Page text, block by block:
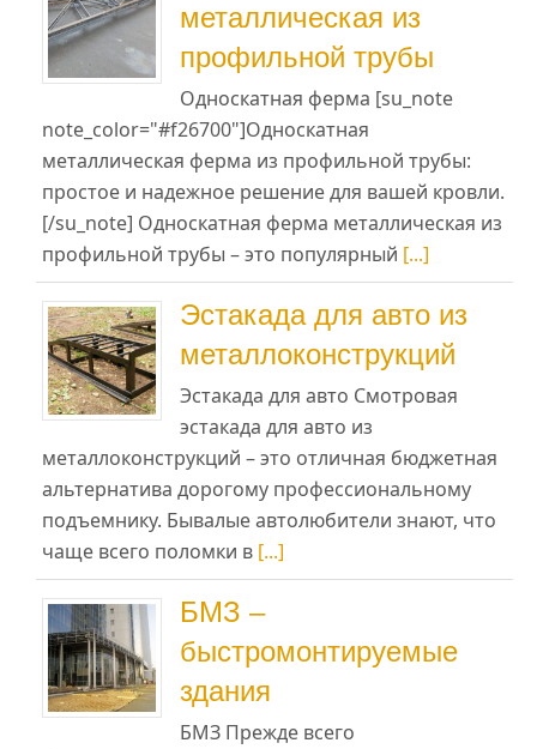
металлическая из
профильной трубы
Односкатная ферма [su_note
note_color="#f26700"]Односкатная
металлическая ферма из профильной трубы:
простое и надежное решение для вашей кровли.
[/su_note] Односкатная ферма металлическая из
профильной трубы – это популярный [...]
Эстакада для авто из
металлоконструкций
Эстакада для авто Смотровая
эстакада для авто из
металлоконструкций – это отличная бюджетная
альтернатива дорогому профессиональному
подъемнику. Бывалые автолюбители знают, что
чаще всего поломки в [...]
БМЗ –
быстромонтируемые
здания
БМЗ Прежде всего